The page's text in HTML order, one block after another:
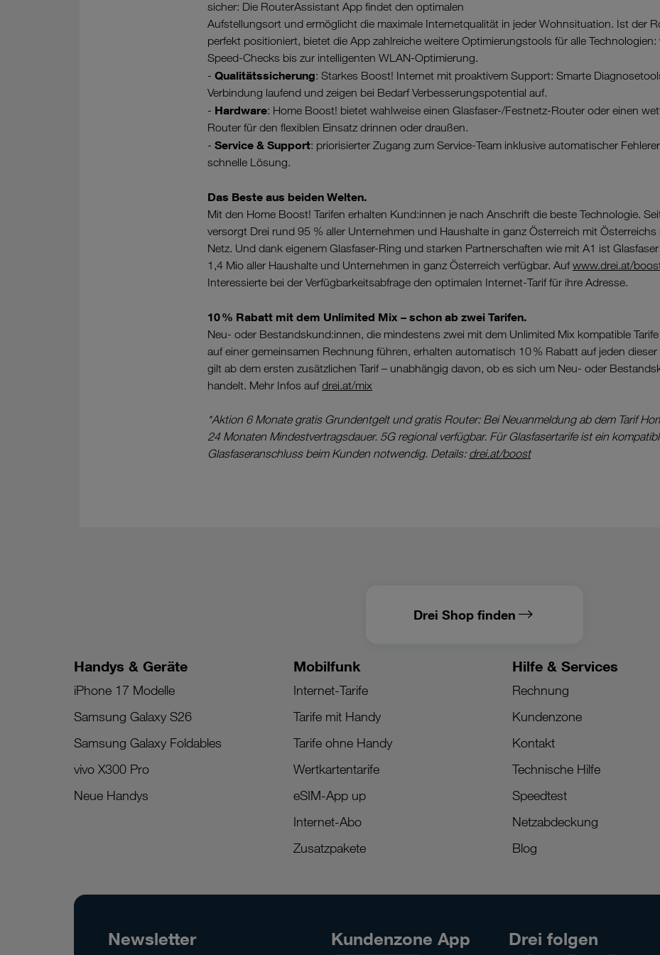
sicher: Die RouterAssistant App findet den optimalen
Aufstellungsort und ermöglicht die maximale Internetqualität in jeder Wohnsituation. Ist der
perfekt positioniert, bietet die App zahlreiche weitere Optimierungstools für alle Technologien:
Speed-Checks bis zur intelligenten WLAN-Optimierung.
- Qualitätssicherung: Starkes Boost! Internet mit proaktivem Support: Smarte
Verbindung laufend und zeigen bei Bedarf Verbesserungspotential auf.
- Hardware: Home Boost! bietet wahlweise einen Glasfaser-/Festnetz-Router oder einen
Router für den flexiblen Einsatz drinnen oder draußen.
- Service & Support: priorisierter Zugang zum Service-Team inklusive automatischer
schnelle Lösung.
Das Beste aus beiden Welten.
Mit den Home Boost! Tarifen erhalten Kund:innen je nach Anschrift die beste Technologie.
versorgt Drei rund 95 % aller Unternehmen und Haushalte in ganz Österreich mit
Netz. Und dank eigenem Glasfaser-Ring und starken Partnerschaften wie mit A1 ist
1,4 Mio aller Haushalte und Unternehmen in ganz Österreich verfügbar. Aufwww.drei.at/
Interessierte bei der Verfügbarkeitsabfrage den optimalen Internet-Tarif für ihre Adresse.
10 % Rabatt mit dem Unlimited Mix – schon ab zwei Tarifen.
Neu- oder Bestandskund:innen, die mindestens zwei mit dem Unlimited Mix kompatible
auf einer gemeinsamen Rechnung führen, erhalten automatisch 10 % Rabatt auf jeden dieser
gilt ab dem ersten zusätzlichen Tarif – unabhängig davon, ob es sich um Neu- oder
handelt. Mehr Infos aufdrei.at/mix
*Aktion 6 Monate gratis Grundentgelt und gratis Router: Bei Neuanmeldung ab dem Tarif
24 Monaten Mindestvertragsdauer. 5G regional verfügbar. Für Glasfasertarife ist ein
Glasfaseranschluss beim Kunden notwendig. Details: drei.at/boost
Drei Shop finden
Handys & Geräte
iPhone 17 Modelle
Samsung Galaxy S26
Samsung Galaxy Foldables
vivo X300 Pro
Neue Handys
Mobilfunk
Internet-Tarife
Tarife mit Handy
Tarife ohne Handy
Wertkartentarife
eSIM-App up
Internet-Abo
Zusatzpakete
Hilfe & Services
Rechnung
Kundenzone
Kontakt
Technische Hilfe
Speedtest
Netzabdeckung
Blog
Newsletter Kundenzone App Drei folgen